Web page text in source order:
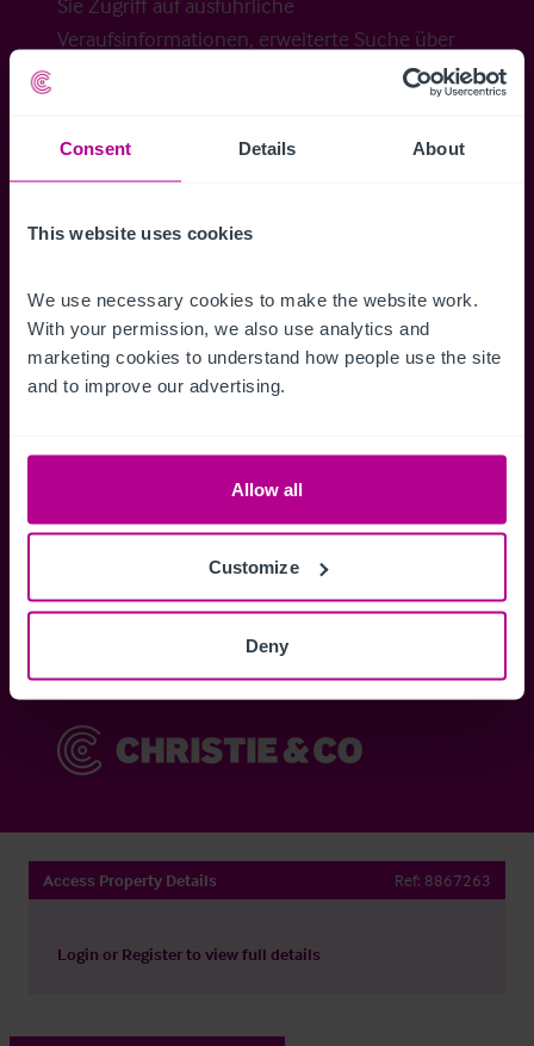
Consent Details About
This website uses cookies
We use necessary cookies to make the website work.
With your permission, we also use analytics and
marketing cookies to understand how people use the site
and to improve our advertising.
Allow all
Customize
Deny
Veraufsinformationen, erweiterte Suche über
Benachrichtigungen für neuen Objekten zu
Zugriff auf alle
Informationen
Erhalten Sie Zugriff auf alle
Mitglieder.
Speichern
und einfach
Anmelden
Sie haben bereits ein Konto?
Access Property Details Ref: 8867263
Login or Registerto view full details